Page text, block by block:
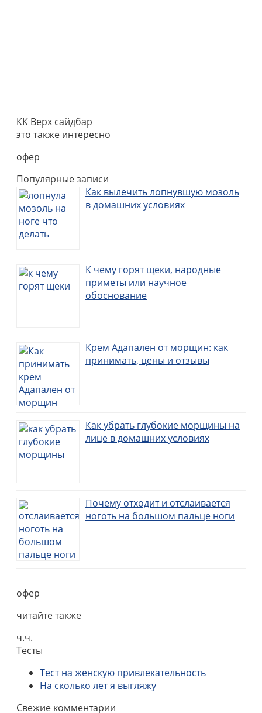
КК Верх сайдбар
это также интересно
офер
Популярные записи
Как вылечить лопнувшую мозоль
в домашних условиях
К чему горят щеки, народные
приметы или научное
обоснование
Крем Адапален от морщин: как
принимать, цены и отзывы
Как убрать глубокие морщины на
лице в домашних условиях
Почему отходит и отслаивается
ноготь на большом пальце ноги
офер
читайте также
ч.ч.
Тесты
Тест на женскую привлекательность
На сколько лет я выгляжу
Свежие комментарии